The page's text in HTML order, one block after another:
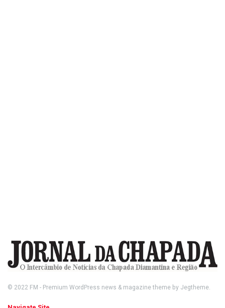
© 2022 FM - Premium WordPress news & magazine theme by Jegtheme.